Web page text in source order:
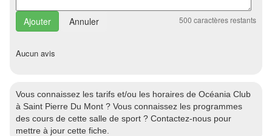
Annuler 500 caractères restants
Aucun avis
Vous connaissez les tarifs et/ou les horaires de Océania Club
à Saint Pierre Du Mont ? Vous connaissez les programmes
des cours de cette salle de sport ? Contactez-nous pour
mettre à jour cette fiche.